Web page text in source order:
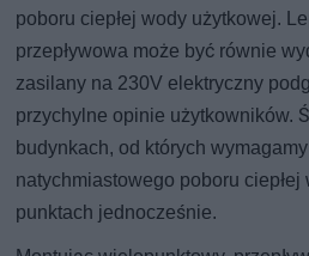
poboru ciepłej wody użytkowej.
przepływowa może być równie
zasilany na 230V elektryczny
przychylne opinie użytkowników.
budynkach, od których
natychmiastowego poboru
punktach jednocześnie.